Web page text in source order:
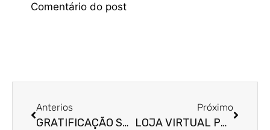
Anterios
GRATIFICAÇÃO SALARIAL APÓS A REFORMA TRABALHISTA
Próximo
LOJA VIRTUAL PODE SER MEI?